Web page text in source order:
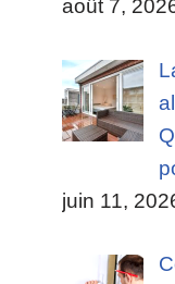
août 7,
juin 11,